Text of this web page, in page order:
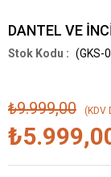
DANTEL VE
(GKS-
₺9.999,00 (KDV